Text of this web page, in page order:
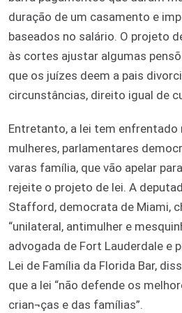
duração de um casamento e
baseados no salário. O projeto
às cortes ajustar algumas
que os juízes deem a pais
circunstâncias, direito igual de
Entretanto, a lei tem
mulheres, parlamentares
varas família, que vão apelar
rejeite o projeto de lei. A
Stafford, democrata de Miami,
“unilateral, antimulher e
advogada de Fort Lauderdale e
Lei de Família da Florida Bar,
que a lei “não defende os
crian¬ças e das famílias”.